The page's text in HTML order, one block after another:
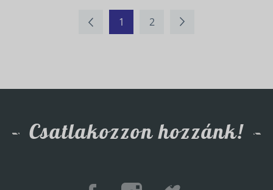
1 2
Csatlakozzon hozzánk!